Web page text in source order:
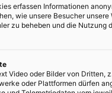
ευκαιρίες μέσω άμεσης
αγοραστές
και στοχευμένες
matchmaking για
επαγγελματικές επαφές
erfassen Informationen
wie unsere Besucher
zu beheben und die Nutzung
Video oder Bilder von Dritten,
oder Plattformen dürfen